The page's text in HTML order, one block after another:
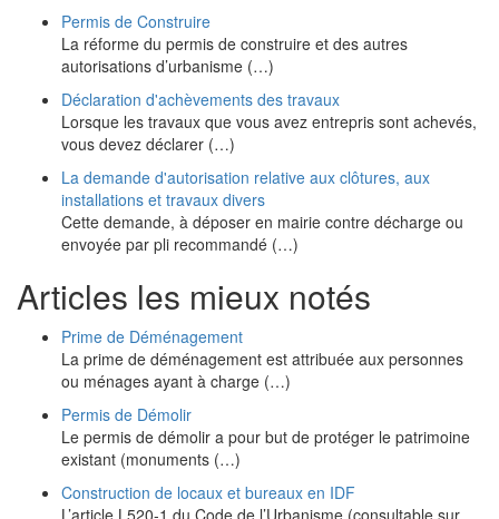
Permis de Construire
La réforme du permis de construire et des autres
autorisations d’urbanisme (…)
Déclaration d'achèvements des travaux
Lorsque les travaux que vous avez entrepris sont achevés,
vous devez déclarer (…)
La demande d'autorisation relative aux clôtures, aux
installations et travaux divers
Cette demande, à déposer en mairie contre décharge ou
envoyée par pli recommandé (…)
Articles les mieux notés
Prime de Déménagement
La prime de déménagement est attribuée aux personnes
ou ménages ayant à charge (…)
Permis de Démolir
Le permis de démolir a pour but de protéger le patrimoine
existant (monuments (…)
Construction de locaux et bureaux en IDF
L’article L520-1 du Code de l’Urbanisme (consultable sur